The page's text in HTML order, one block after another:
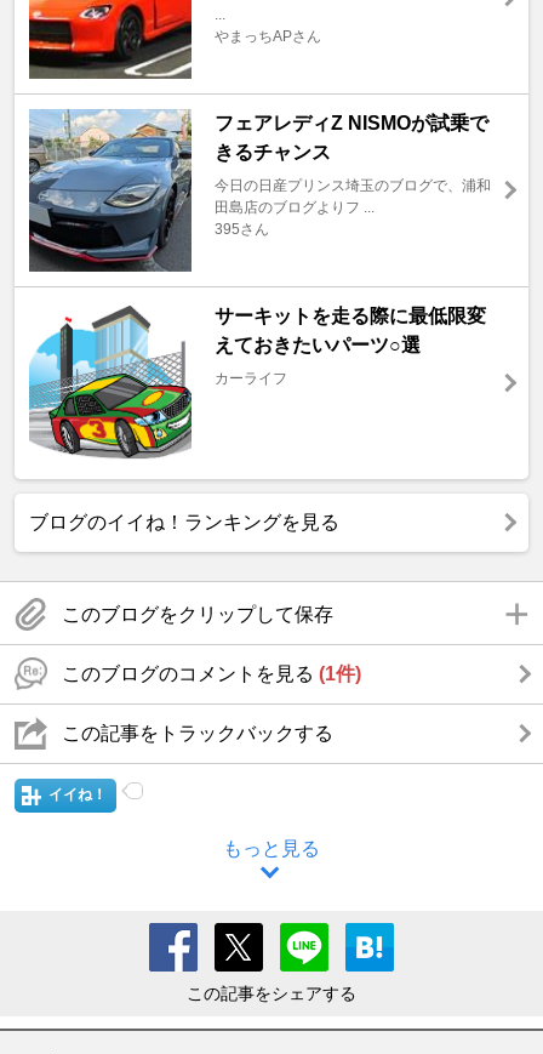
やまっちAPさん
フェアレディZ NISMOが試乗で
きるチャンス
今日の日産プリンス埼玉のブログで、浦和
田島店のブログよりフ ...
395さん
サーキットを走る際に最低限変
えておきたいパーツ○選
カーライフ
ブログのイイね！ランキングを見る
このブログをクリップして保存
このブログのコメントを見る (1件)
この記事をトラックバックする
イイね！
もっと見る
この記事をシェアする